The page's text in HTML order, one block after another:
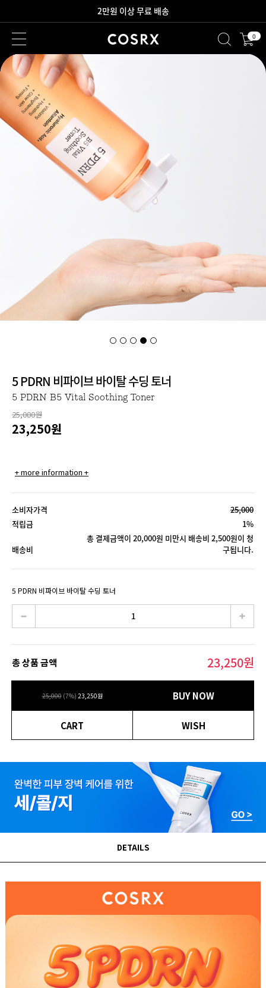
새로워진 회원 혜택을 만나보세요!
2만원 이상 무료 배송 0
5 PDRN 비파이브 바이탈 수딩 토너
5 PDRN B5 Vital Soothing Toner
25,000원
23,250원
+ more information +
소비자가격
25,000
적립금
1%
배송비
총 결제금액이 20,000원 미만시 배송비 2,500원이 청
구됩니다.
5 PDRN 비파이브 바이탈 수딩 토너
총 상품 금액 23,250원
25,000 (7%) 23,250원 BUY NOW
CART WISH
DETAILS